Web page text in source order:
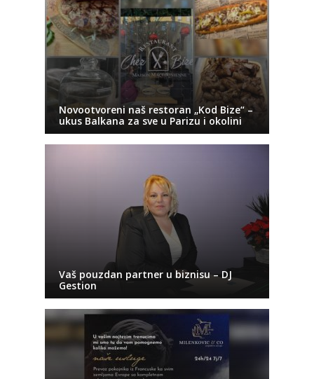
Novootvoreni naš restoran „Kod Bize“ –
ukus Balkana za sve u Parizu i okolini
Vaš pouzdan partner u biznisu – DJ
Gestion